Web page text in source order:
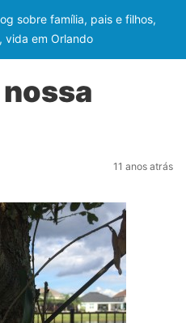
sobre família, pais e filhos,
vida em Orlando
11 anos atrás